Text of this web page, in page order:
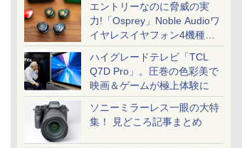
エントリーなのに脅威の実
力!「Osprey」Noble Audioワ
イヤレスイヤフォン4機種を
一気に聴く
ハイグレードテレビ「TCL
Q7D Pro」。圧巻の色彩美で
映画＆ゲームが極上体験に
ソニーミラーレス一眼の大特
集！ 見どころ記事まとめ